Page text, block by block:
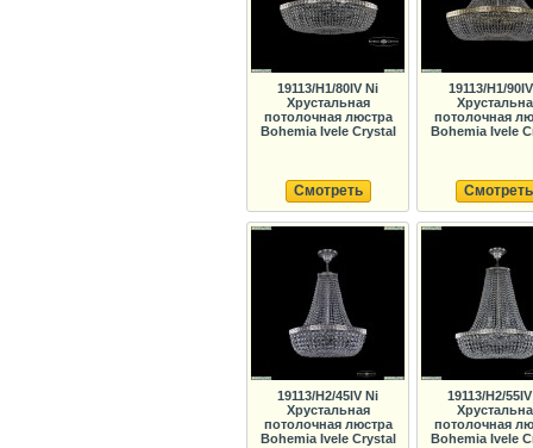
19113/H1/80IV Ni
Хрустальная
потолочная люстра
Bohemia Ivele Crystal
Смотреть
19113/H1/
потолочная
Bohemia Ivele
Смотреть
19113/H2/45IV Ni
Хрустальная
потолочная люстра
Bohemia Ivele Crystal
19113/H2/
потолочная
Bohemia Ivele